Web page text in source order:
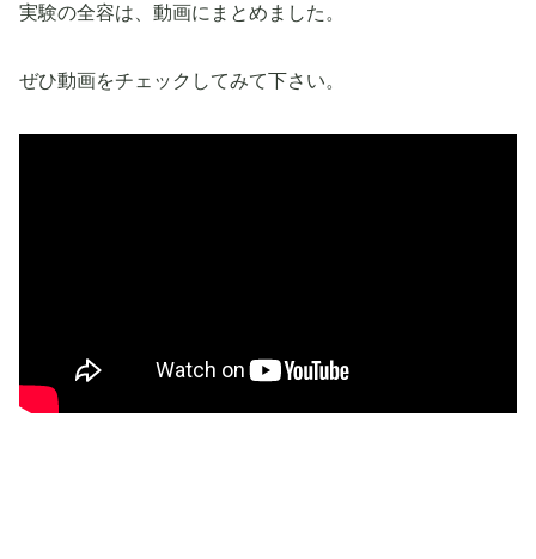
実験の全容は、動画にまとめました。
ぜひ動画をチェックしてみて下さい。